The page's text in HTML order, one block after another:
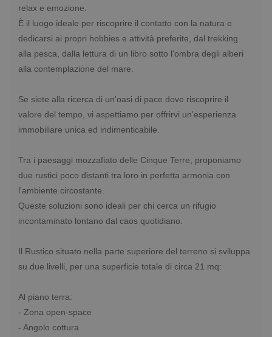
relax e emozione.
È il luogo ideale per riscoprire il contatto con la natura e
dedicarsi ai propri hobbies e attività preferite, dal trekking
alla pesca, dalla lettura di un libro sotto l'ombra degli alberi
alla contemplazione del mare.
Se siete alla ricerca di un'oasi di pace dove riscoprire il
valore del tempo, vi aspettiamo per offrirvi un'esperienza
immobiliare unica ed indimenticabile.
Tra i paesaggi mozzafiato delle Cinque Terre, proponiamo
due rustici poco distanti tra loro in perfetta armonia con
l'ambiente circostante.
Queste soluzioni sono ideali per chi cerca un rifugio
incontaminato lontano dal caos quotidiano.
Il Rustico situato nella parte superiore del terreno si sviluppa
su due livelli, per una superficie totale di circa 21 mq:
Al piano terra:
- Zona open-space
- Angolo cottura